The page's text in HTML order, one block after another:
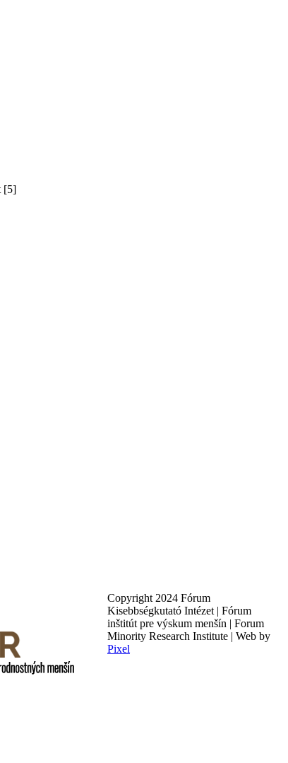
[5]
Copyright 2024 Fórum
Kisebbségkutató Intézet | Fórum
inštitút pre výskum menšín | Forum
Minority Research Institute | Web by
Pixel